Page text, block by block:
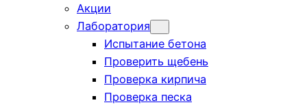
Акции
Лаборатория
Испытание бетона
Проверить щебень
Проверка кирпича
Проверка песка